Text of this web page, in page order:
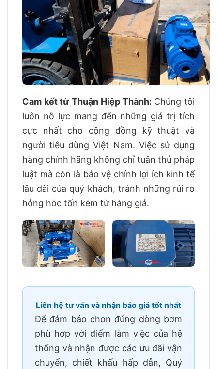
Cam kết từ Thuận Hiệp Thành: Chúng tôi
luôn nỗ lực mang đến những giá trị tích
cực nhất cho cộng đồng kỹ thuật và
người tiêu dùng Việt Nam. Việc sử dụng
hàng chính hãng không chỉ tuân thủ pháp
luật mà còn là bảo vệ chính lợi ích kinh tế
lâu dài của quý khách, tránh những rủi ro
hỏng hóc tốn kém từ hàng giả.
Liên hệ tư vấn và nhận báo giá tốt nhất
Để đảm bảo chọn đúng dòng bơm
phù hợp với điểm làm việc của hệ
thống và nhận được các ưu đãi vận
chuyển, chiết khấu hấp dẫn, Quý